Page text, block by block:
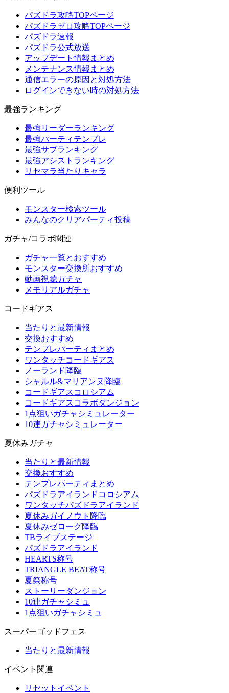
パズドラ攻略TOPページ
パズドラゼロ攻略TOPページ
パズドラ速報
パズドラ公式放送
アップデート情報まとめ
メンテナンス情報まとめ
通信エラーの原因と対処方法
ログインできない時の対処方法
最強ランキング
最強リーダーランキング
最強パーティテンプレ
最強サブランキング
最強アシストランキング
リセマラ当たりキャラ
便利ツール
モンスター検索ツール
みんなのクリアパーティ投稿
ガチャ/コラボ関連
ガチャ一覧とおすすめ
モンスター交換所おすすめ
動画視聴ガチャ
メモリアルガチャ
コードギアス
当たりと最新情報
交換おすすめ
テンプレパーティまとめ
ワンタッチコードギアス
ノーランド降臨
シャルル&マリアンヌ降臨
コードギアスコロシアム
コードギアスコラボダンジョン
1点狙いガチャシミュレーター
10連ガチャシミュレーター
夏休みガチャ
当たりと最新情報
交換おすすめ
テンプレパーティまとめ
パズドラアイランドコロシアム
ワンタッチパズドラアイランド
夏休みガイノウト降臨
夏休みゼローグ降臨
TBライブステージ
パズドラアイランド
HEARTS称号
TRIANGLE BEAT称号
夏祭称号
ストーリーダンジョン
10連ガチャシミュ
1点狙いガチャシミュ
スーパーゴッドフェス
当たりと最新情報
イベント関連
リセットイベント